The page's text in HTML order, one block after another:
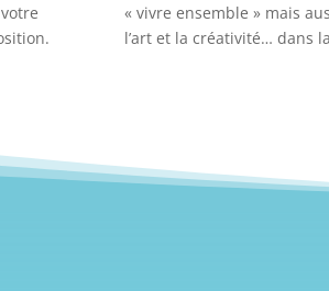
« vivre ensemble » mais
l’art et la créativité… dans